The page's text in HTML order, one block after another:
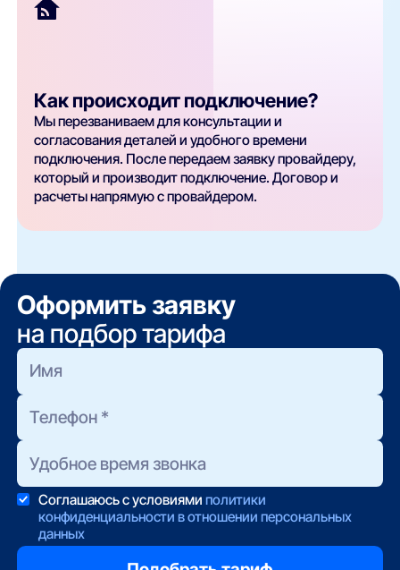
Как происходит подключение?
Мы перезваниваем для консультации и
согласования деталей и удобного времени
подключения. После передаем заявку провайдеру,
который и производит подключение. Договор и
расчеты напрямую с провайдером.
Оформить заявку
на подбор тарифа
Соглашаюсь с условиями политики
конфиденциальности в отношении персональных
данных